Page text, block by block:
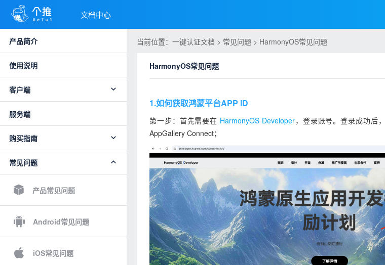
文档中心
产品简介
使用说明
客户端
服务端
购买指南
常见问题
产品常见问题
Android常见问题
iOS常见问题
当前位置：一键认证文档 > 常见问题 > HarmonyOS常见问题
HarmonyOS常见问题
1.如何获取鸿蒙平台APP ID
第一步：首先需要在 HarmonyOS Developer，登录账号。登录成功后
AppGallery Connect；